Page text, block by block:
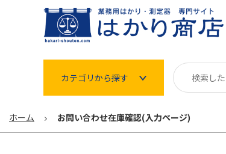
カテゴリから探す
分銅
ホーム お問い合わせ在庫確認(入力ページ)